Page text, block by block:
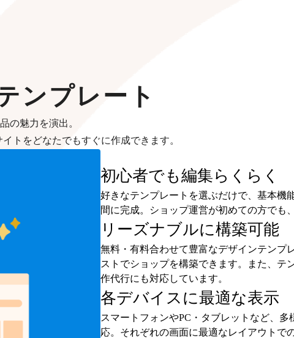
ンプレート
の魅力を演出。
トをどなたでもすぐに作成できます。
初心者でも編集らくらく
好きなテンプレートを選ぶだけで、基本機
間に完成。ショップ運営が初めての方でも
リーズナブルに構築可能
無料・有料合わせて豊富なデザインテンプ
ストでショップを構築できます。また、テ
作代行にも対応しています。
各デバイスに最適な表示
スマートフォンやPC・タブレットなど、
応。それぞれの画面に最適なレイアウトで